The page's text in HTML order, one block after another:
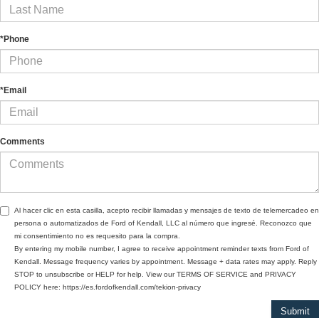
*Phone
*Email
Comments
Al hacer clic en esta casilla, acepto recibir llamadas y mensajes de texto de telemercadeo en
persona o automatizados de Ford of Kendall, LLC al número que ingresé. Reconozco que
mi consentimiento no es requesito para la compra.
By entering my mobile number, I agree to receive appointment reminder texts from Ford of
Kendall. Message frequency varies by appointment. Message + data rates may apply. Reply
STOP to unsubscribe or HELP for help. View our TERMS OF SERVICE and PRIVACY
POLICY here: https://es.fordofkendall.com/tekion-privacy